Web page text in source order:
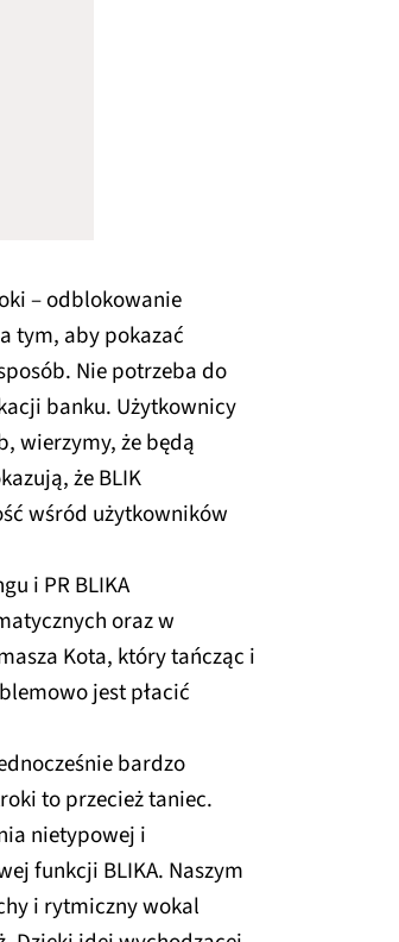
– odblokowanie
tym, aby pokazać
Nie potrzeba do
banku. Użytkownicy
wierzymy, że będą
że BLIK
wśród użytkowników
i PR BLIKA
oraz w
Kota, który tańcząc i
jest płacić
bardzo
to przecież taniec.
nietypowej i
funkcji BLIKA. Naszym
i rytmiczny wokal